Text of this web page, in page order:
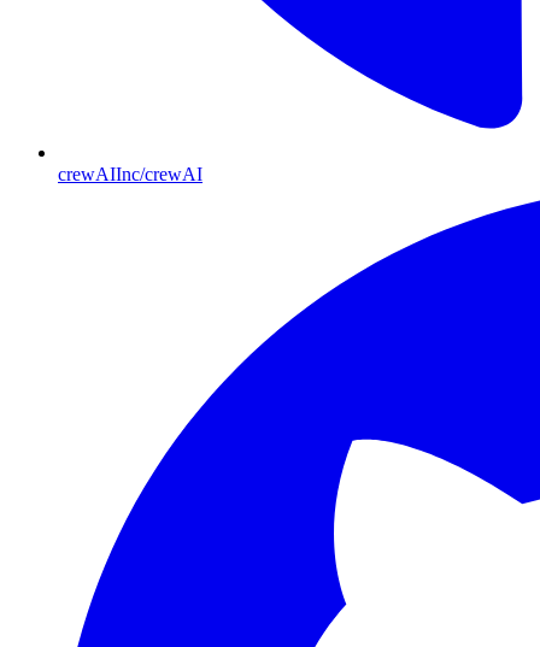
crewAIInc/crewAI